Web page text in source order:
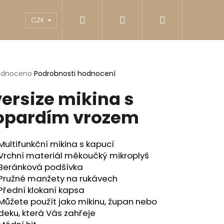
Reklamace Obchodní podmínky
CZK Přihlášení
Podrobnosti hodnocení
mikina s
vrozem
mikina s kapucí
materiál měkoučký mikroplyš
podšívka
manžety na rukávech
klokaní kapsa
použít jako mikinu, župan nebo
která Vás zahřeje
Následující